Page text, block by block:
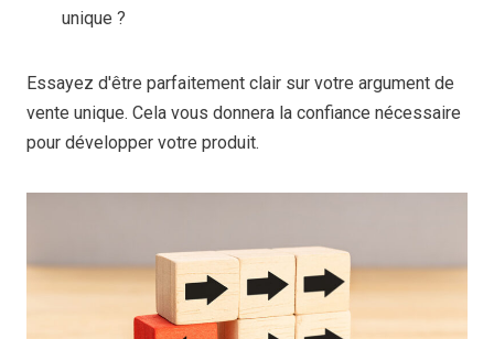
unique ?
Essayez d'être parfaitement clair sur votre argument de
vente unique. Cela vous donnera la confiance nécessaire
pour développer votre produit.